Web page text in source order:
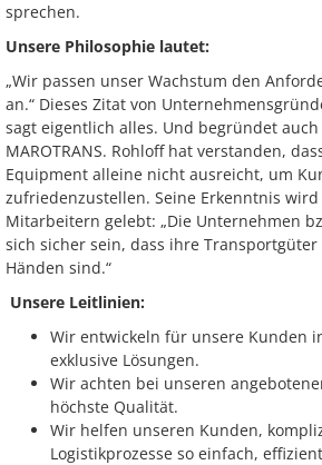
sprechen.
Unsere Philosophie lautet:
„Wir passen unser Wachstum den
an.“ Dieses Zitat von
sagt eigentlich alles. Und begründet
MAROTRANS. Rohloff hat verstanden,
Equipment alleine nicht ausreicht, um
zufriedenzustellen. Seine Erkenntnis wird
Mitarbeitern gelebt: „Die Unternehmen
sich sicher sein, dass ihre
Händen sind.“
Unsere Leitlinien:
Wir entwickeln für unsere Kunden
exklusive Lösungen.
Wir achten bei unseren
höchste Qualität.
Wir helfen unseren Kunden,
Logistikprozesse so einfach,